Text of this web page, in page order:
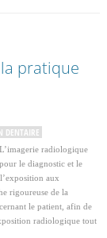
pratique
DENTAIRE
radiologique
le diagnostic et le
aux
rigoureuse de la
le patient, afin de
radiologique tout